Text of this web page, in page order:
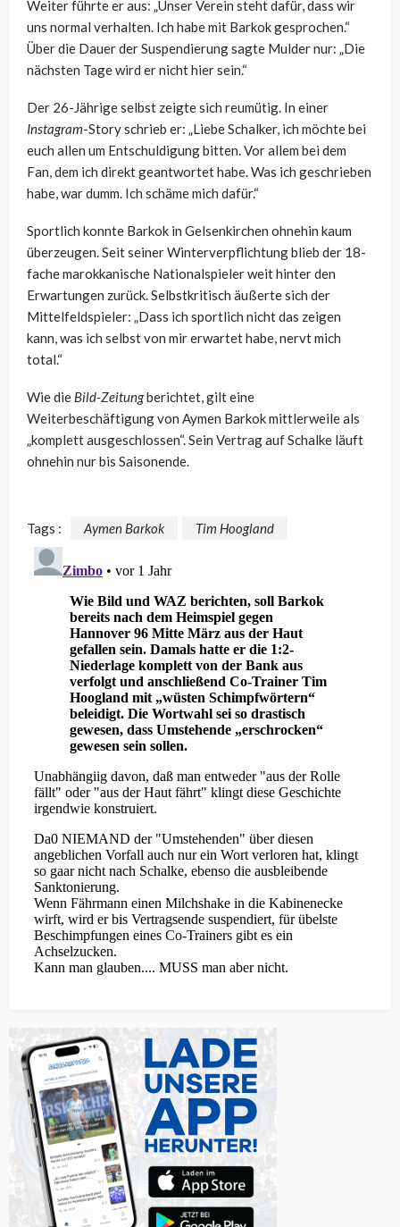
Weiter führte er aus: „Unser Verein steht dafür, dass wir
uns normal verhalten. Ich habe mit Barkok gesprochen.“
Über die Dauer der Suspendierung sagte Mulder nur: „Die
nächsten Tage wird er nicht hier sein.“
Der 26-Jährige selbst zeigte sich reumütig. In einer
Instagram-Story schrieb er: „Liebe Schalker, ich möchte bei
euch allen um Entschuldigung bitten. Vor allem bei dem
Fan, dem ich direkt geantwortet habe. Was ich geschrieben
habe, war dumm. Ich schäme mich dafür.“
Sportlich konnte Barkok in Gelsenkirchen ohnehin kaum
überzeugen. Seit seiner Winterverpflichtung blieb der 18-
fache marokkanische Nationalspieler weit hinter den
Erwartungen zurück. Selbstkritisch äußerte sich der
Mittelfeldspieler: „Dass ich sportlich nicht das zeigen
kann, was ich selbst von mir erwartet habe, nervt mich
total.“
Wie die Bild-Zeitungberichtet, gilt eine
Weiterbeschäftigung von Aymen Barkok mittlerweile als
„komplett ausgeschlossen“. Sein Vertrag auf Schalke läuft
ohnehin nur bis Saisonende.
Tags : Aymen Barkok Tim Hoogland